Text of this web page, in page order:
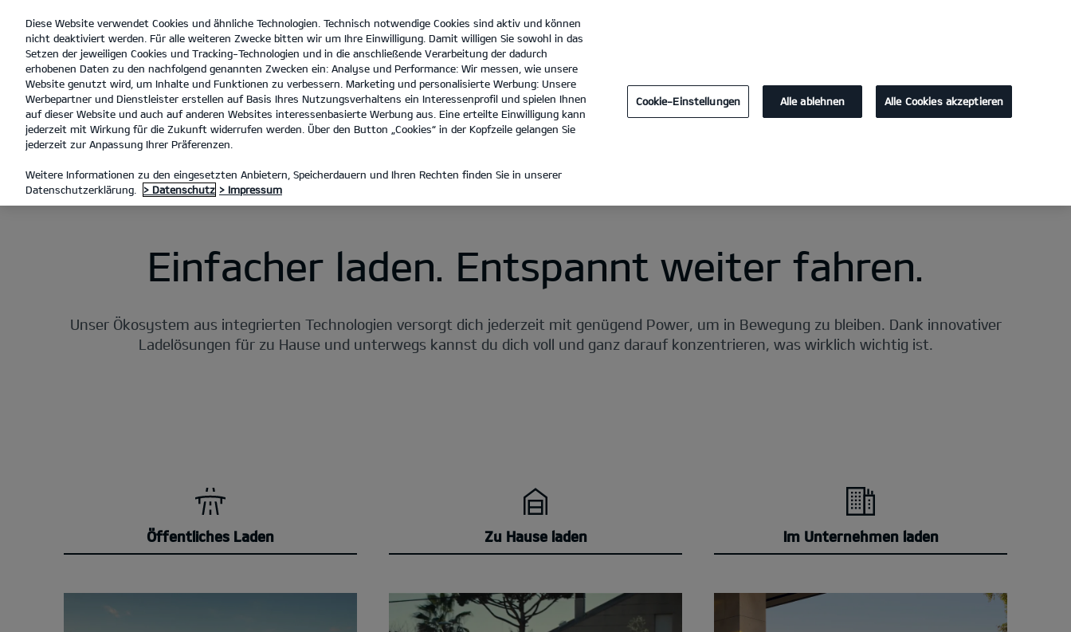
open
menu
Autohaus Hessengarage GmbH
Laden mit Kia Charge Elektrisch fahren Öffentliches Laden Laden zu Hause Laden im Unternehmen EV Berater Förderung &
LADEN MIT KIA CHARGE
Diese Website verwendet Cookies und ähnliche Technologien. Technisch notwendige Cookies sind aktiv und können
nicht deaktiviert werden. Für alle weiteren Zwecke bitten wir um Ihre Einwilligung. Damit willigen Sie sowohl in das
Setzen der jeweiligen Cookies und Tracking-Technologien und in die anschließende Verarbeitung der dadurch
erhobenen Daten zu den nachfolgend genannten Zwecken ein: Analyse und Performance: Wir messen, wie unsere
Website genutzt wird, um Inhalte und Funktionen zu verbessern. Marketing und personalisierte Werbung: Unsere
Werbepartner und Dienstleister erstellen auf Basis Ihres Nutzungsverhaltens ein Interessenprofil und spielen Ihnen
auf dieser Website und auch auf anderen Websites interessenbasierte Werbung aus. Eine erteilte Einwilligung kann
jederzeit mit Wirkung für die Zukunft widerrufen werden. Über den Button „Cookies“ in der Kopfzeile gelangen Sie
jederzeit zur Anpassung Ihrer Präferenzen.
Weitere Informationen zu den eingesetzten Anbietern, Speicherdauern und Ihren Rechten finden Sie in unserer
Datenschutzerklärung.
> Datenschutz > Impressum
Cookie-Einstellungen Alle ablehnen Alle Cookies akzeptieren